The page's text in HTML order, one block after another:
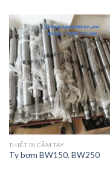
THIẾT BỊ CẦM TAY
Ty bơm BW150. BW250